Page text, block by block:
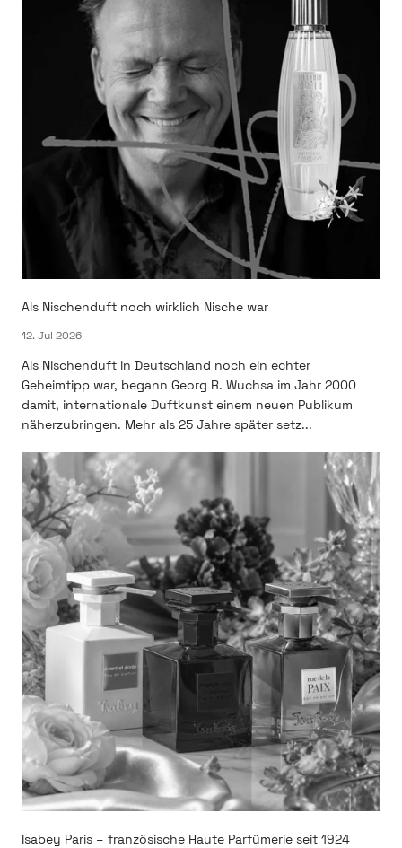
Als Nischenduft noch wirklich Nische war
12. Jul 2026
Als Nischenduft in Deutschland noch ein echter
Geheimtipp war, begann Georg R. Wuchsa im Jahr 2000
damit, internationale Duftkunst einem neuen Publikum
näherzubringen. Mehr als 25 Jahre später setz...
Isabey Paris – französische Haute Parfümerie seit 1924